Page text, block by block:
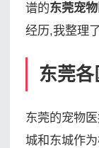
谱的东莞宠
经历,我整理
东莞
东莞的宠物
城和东城作